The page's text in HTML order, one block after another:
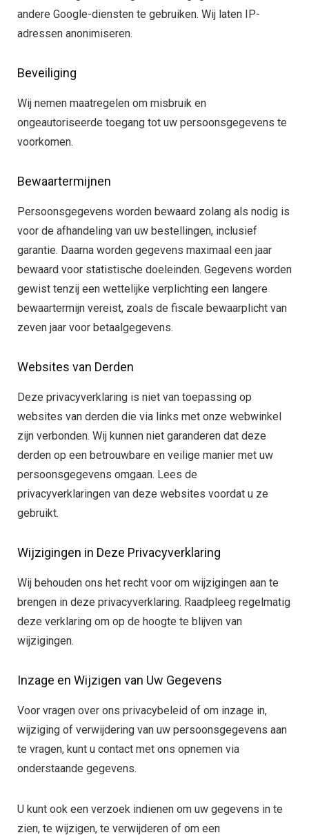
andere Google-diensten te gebruiken. Wij laten IP-
adressen anonimiseren.
Beveiliging
Wij nemen maatregelen om misbruik en
ongeautoriseerde toegang tot uw persoonsgegevens te
voorkomen.
Bewaartermijnen
Persoonsgegevens worden bewaard zolang als nodig is
voor de afhandeling van uw bestellingen, inclusief
garantie. Daarna worden gegevens maximaal een jaar
bewaard voor statistische doeleinden. Gegevens worden
gewist tenzij een wettelijke verplichting een langere
bewaartermijn vereist, zoals de fiscale bewaarplicht van
zeven jaar voor betaalgegevens.
Websites van Derden
Deze privacyverklaring is niet van toepassing op
websites van derden die via links met onze webwinkel
zijn verbonden. Wij kunnen niet garanderen dat deze
derden op een betrouwbare en veilige manier met uw
persoonsgegevens omgaan. Lees de
privacyverklaringen van deze websites voordat u ze
gebruikt.
Wijzigingen in Deze Privacyverklaring
Wij behouden ons het recht voor om wijzigingen aan te
brengen in deze privacyverklaring. Raadpleeg regelmatig
deze verklaring om op de hoogte te blijven van
wijzigingen.
Inzage en Wijzigen van Uw Gegevens
Voor vragen over ons privacybeleid of om inzage in,
wijziging of verwijdering van uw persoonsgegevens aan
te vragen, kunt u contact met ons opnemen via
onderstaande gegevens.
U kunt ook een verzoek indienen om uw gegevens in te
zien, te wijzigen, te verwijderen of om een